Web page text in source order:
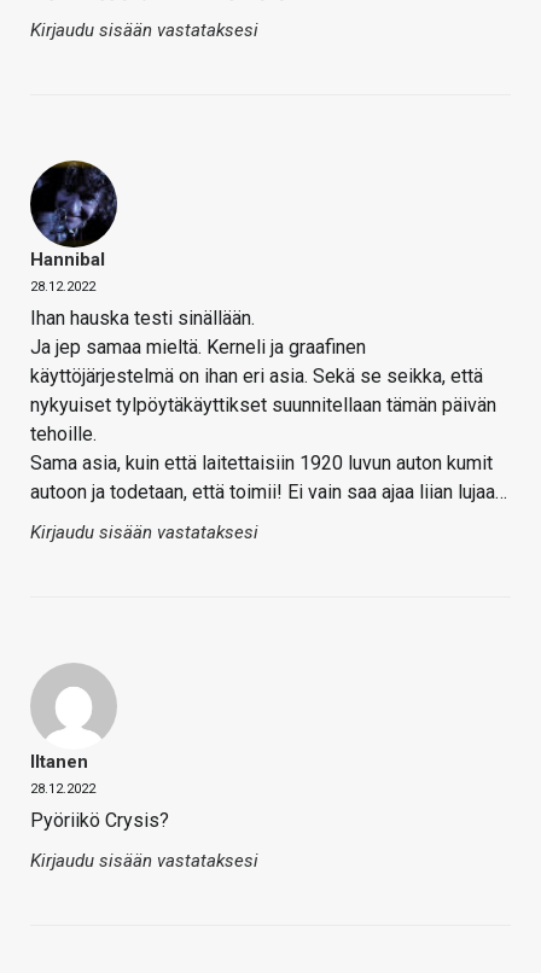
Kirjaudu sisään vastataksesi
Hannibal
28.12.2022
Ihan hauska testi sinällään.
Ja jep samaa mieltä. Kerneli ja graafinen
käyttöjärjestelmä on ihan eri asia. Sekä se seikka, että
nykyuiset tylpöytäkäyttikset suunnitellaan tämän päivän
tehoille.
Sama asia, kuin että laitettaisiin 1920 luvun auton kumit
autoon ja todetaan, että toimii! Ei vain saa ajaa liian lujaa…
Kirjaudu sisään vastataksesi
Iltanen
28.12.2022
Pyöriikö Crysis?
Kirjaudu sisään vastataksesi